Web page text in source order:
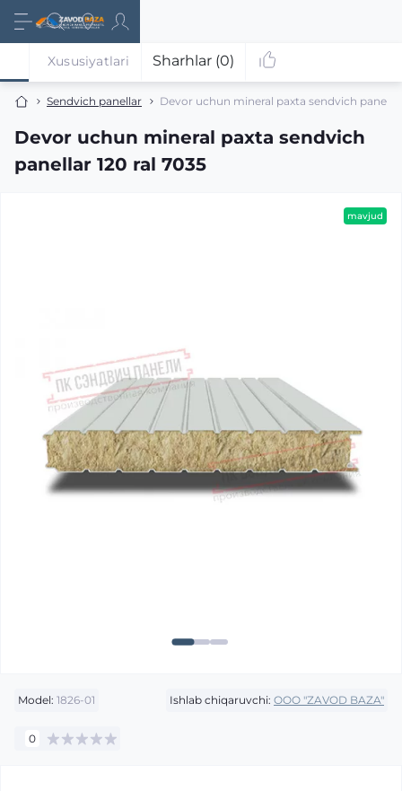
Sendvich panellar Devor uchun mineral paxta sendvich panellar
Devor uchun mineral paxta sendvich
panellar 120 ral 7035
Xususiyatlari Sharhlar (0)
mavjud
Model: 1826-01 Ishlab chiqaruvchi: OOO "ZAVOD BAZA"
0